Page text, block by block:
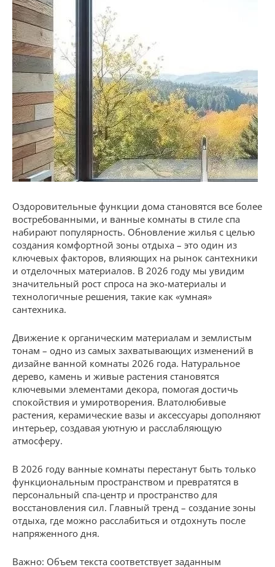
Оздоровительные функции дома становятся все более
востребованными, и ванные комнаты в стиле спа
набирают популярность. Обновление жилья с целью
создания комфортной зоны отдыха – это один из
ключевых факторов, влияющих на рынок сантехники
и отделочных материалов. В 2026 году мы увидим
значительный рост спроса на эко-материалы и
технологичные решения, такие как «умная»
сантехника.
Движение к органическим материалам и землистым
тонам – одно из самых захватывающих изменений в
дизайне ванной комнаты 2026 года. Натуральное
дерево, камень и живые растения становятся
ключевыми элементами декора, помогая достичь
спокойствия и умиротворения. Влатолюбивые
растения, керамические вазы и аксессуары дополняют
интерьер, создавая уютную и расслабляющую
атмосферу.
В 2026 году ванные комнаты перестанут быть только
функциональным пространством и превратятся в
персональный спа-центр и пространство для
восстановления сил. Главный тренд – создание зоны
отдыха, где можно расслабиться и отдохнуть после
напряженного дня.
Важно: Объем текста соответствует заданным